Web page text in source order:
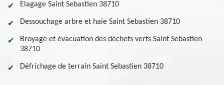
Elagage Saint Sebastien 38710
Dessouchage arbre et haie Saint Sebastien 38710
Broyage et évacuation des déchets verts Saint Sebastien
38710
Défrichage de terrain Saint Sebastien 38710